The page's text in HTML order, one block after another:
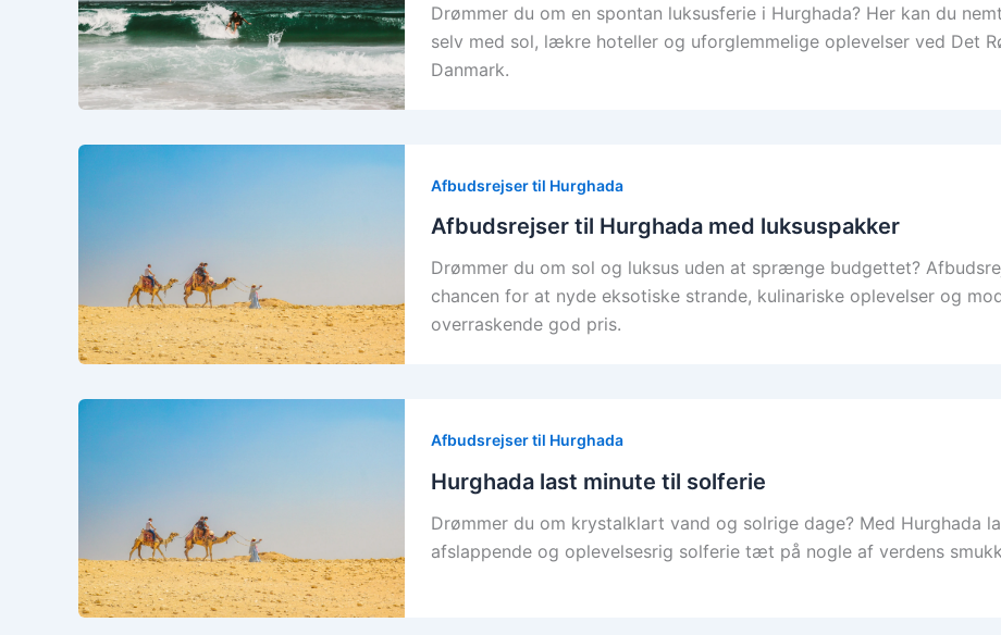
Drømmer du om en spontan luksusferie i Hurghada? Her kan du
selv med sol, lækre hoteller og uforglemmelige oplevelser ved Det
Danmark.
Afbudsrejser til Hurghada
Afbudsrejser til Hurghada med luksuspakker
Drømmer du om sol og luksus uden at sprænge budgettet?
chancen for at nyde eksotiske strande, kulinariske oplevelser og
overraskende god pris.
Afbudsrejser til Hurghada
Hurghada last minute til solferie
Drømmer du om krystalklart vand og solrige dage? Med Hurghada
afslappende og oplevelsesrig solferie tæt på nogle af verdens